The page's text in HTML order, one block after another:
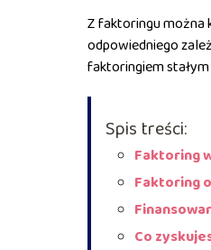
Z faktoringu można
odpowiedniego
faktoringiem
Spis treści:
Faktoring
Faktoring
Co